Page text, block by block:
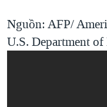
Nguồn: AFP/
U.S. Department of